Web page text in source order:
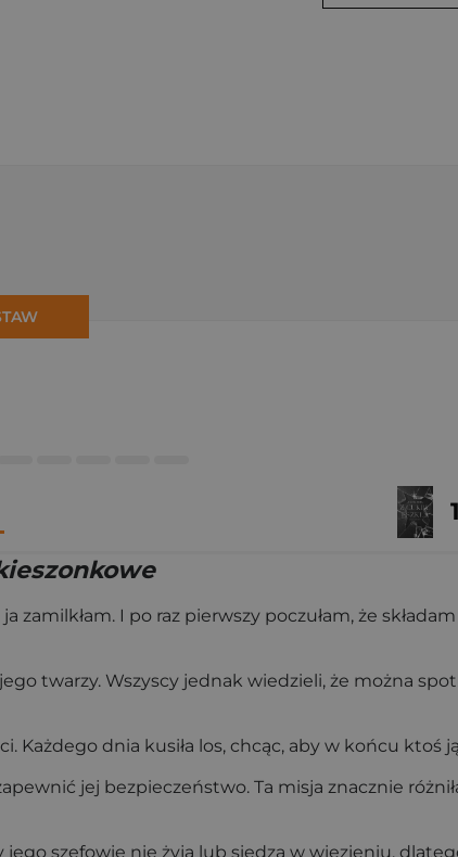
I po raz pierwszy poczułam, że składam
twarzy. Wszyscy jednak wiedzieli, że można
Każdego dnia kusiła los, chcąc, aby w końcu ktoś
jej bezpieczeństwo. Ta misja znacznie
szefowie nie żyją lub siedzą w więzieniu,